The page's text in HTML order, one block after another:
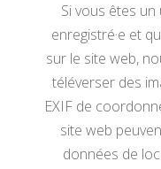
Si vous êtes
enregistré·e et
sur le site web,
téléverser des
EXIF de
site web
données de